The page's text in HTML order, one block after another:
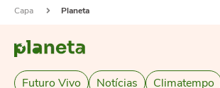
Capa Planeta
Futuro Vivo Notícias Climatempo